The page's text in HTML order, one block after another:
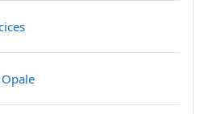
Carpeta
URL